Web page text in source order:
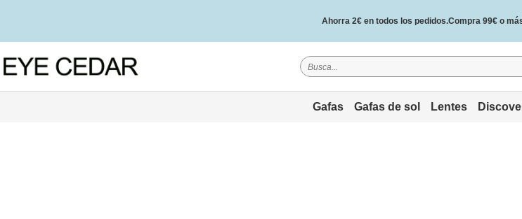
Ahorra 2€ en todos los pedidos.Compra 99€ o
2 años de garantía de calidad y 30 días de
Gafas Gafas de sol Lentes